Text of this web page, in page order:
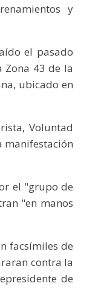
y
el pasado
43 de la
ubicado en
Voluntad
manifestación
el "grupo de
"en manos
facsímiles de
contra la
de